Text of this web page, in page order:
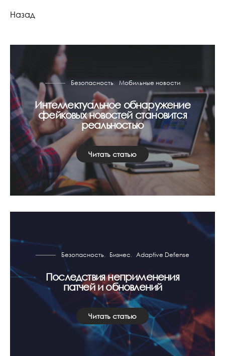
Назад
Безопасность Мобильные новости
Интеллектуальное обнаружение
фейковых новостей становится
реальностью
Читать статью
Безопасность Бизнес Adaptive Defense
Последствия неприменения
патчей и обновлений
Читать статью